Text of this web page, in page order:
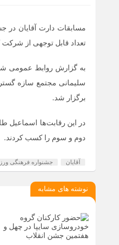
مسابقات دارت آقایان در
تعداد قابل توجهی از شرکت
برگزار شد.
در این رقابت‌ها اسماعیل
دوم و سوم را کسب کردند.
آقایان جشنواره فرهنگی
نوشته های مشابه